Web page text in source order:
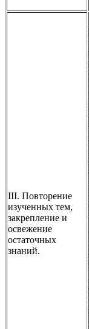
III. Повторение
изученных тем,
закрепление и
освежение
остаточных
знаний.